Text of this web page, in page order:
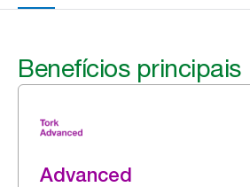
Benefícios principais
Advanced